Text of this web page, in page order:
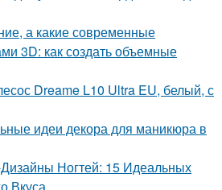
а какие современные
3D: как создать объемные
Dreame L10 Ultra EU, белый, с
идеи декора для маникюра в
Ногтей: 15 Идеальных